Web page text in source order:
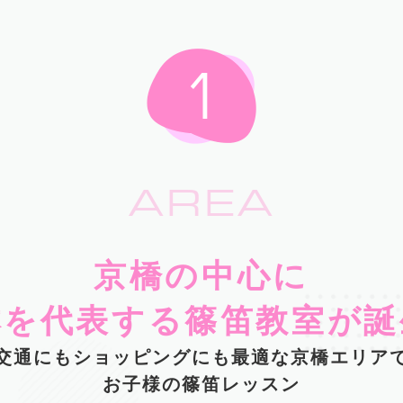
AREA
京橋の中心に
代表する篠笛教室が
通にもショッピングにも最適な京橋エリア
お子様の篠笛レッスン